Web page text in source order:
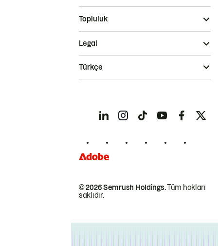
Topluluk
© 2026 Semrush Holdings.Tüm hakları
saklıdır.
Legal
Türkçe